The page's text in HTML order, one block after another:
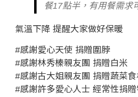
餐17點半，有用餐需求
氣溫下降 提醒大家做好保暖
#感謝愛心天使 捐贈圍脖
#感謝林秀榛親友團 捐贈白米
#感謝古大姐親友團 捐贈蔬菜
#感謝許多愛心人士 經常性捐